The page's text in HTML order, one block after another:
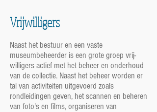
Vrijwilligers
Naast het bestuur en een vaste
museumbeheerder is een grote groep vrij-
willigers actief met het beheer en onderhoud
van de collectie. Naast het beheer worden er
tal van activiteiten uitgevoerd zoals
rondleidingen geven, het scannen en beheren
van foto's en films, organiseren van